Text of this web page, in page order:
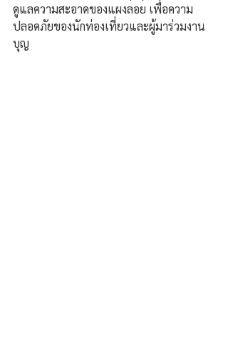
ดูแลความสะอาดของแผงลอย เพื่อความ
ปลอดภัยของนักท่องเที่ยวและผู้มาร่วมงาน
บุญ